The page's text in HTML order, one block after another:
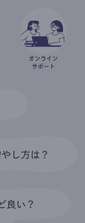
オンライン
サポート